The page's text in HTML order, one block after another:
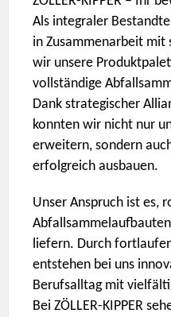
Als integraler
in Zusammenarbeit mit
wir unsere
vollständige
Dank strategischer
konnten wir nicht nur
erweitern, sondern
erfolgreich ausbauen.
Unser Anspruch ist es,
liefern. Durch
entstehen bei uns
Berufsalltag mit
Bei ZÖLLER-KIPPER